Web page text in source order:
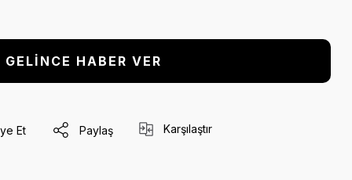
GELİNCE HABER VER
Et Paylaş Karşılaştır